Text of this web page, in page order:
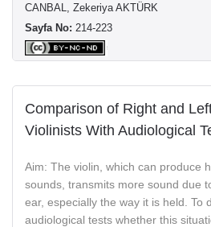
CANBAL, Zekeriya AKTÜRK
Sayfa No: 214-223
Comparison of Right and
Violinists With Audiological
Aim: The violin, which can produce
sounds, transmits more sound due
ear, especially the way it is held. To
audiological tests whether this